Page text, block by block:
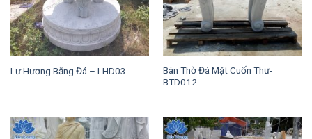
Lư Hương Bằng Đá – LHD03
Bàn Thờ Đá Mặt Cuốn Thư-
BTD012